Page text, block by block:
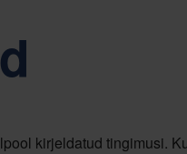
Slovenčina
kirjeldatud tingimusi.